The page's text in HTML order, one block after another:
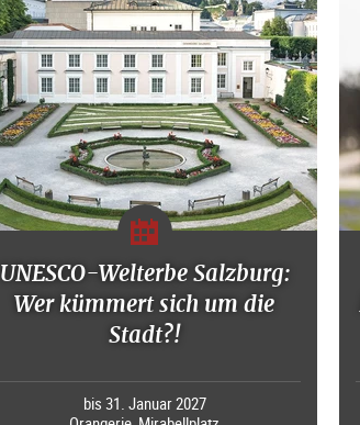
UNESCO-Welterbe Salzburg:
Wer kümmert sich um die
Stadt?!
bis 31. Januar 2027